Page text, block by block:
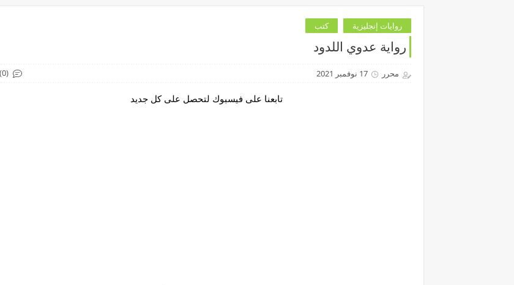
روايات إنجليزية كتب
رواية عدوي اللدود
محرر 17 نوفمبر 2021 (0)
تابعنا على فيسبوك لتحصل على كل جديد